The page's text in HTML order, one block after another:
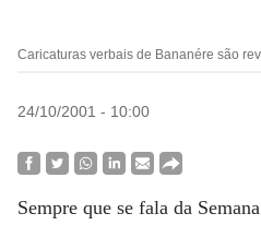
Caricaturas verbais de Bananére são
24/10/2001 - 10:00
Sempre que se fala da